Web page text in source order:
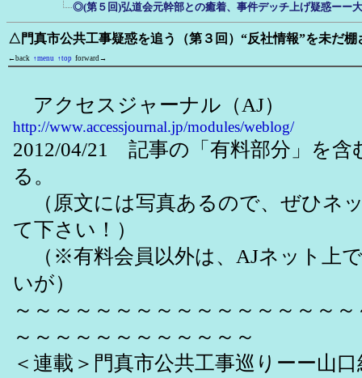
◎(第５回)弘道会元幹部との癒着、事件デッチ上げ疑惑ーー
△門真市公共工事疑惑を追う（第３回）“反社情報”を未だ棚
←back ↑menu ↑top forward→
アクセスジャーナル（AJ）
http://www.accessjournal.jp/modules/weblog/
2012/04/21 記事の「有料部分」を含
る。
（原文には写真あるので、ぜひネ
て下さい！）
（※有料会員以外は、AJネット上
いが）
～～～～～～～～～～～～～～～～
～～～～～～～～～～～～
＜連載＞門真市公共工事巡りーー山